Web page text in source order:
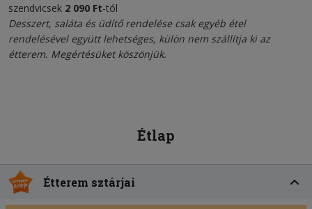
szendvicsek 2 090 Ft-tól
Desszert, saláta és üdítő rendelése csak egyéb étel
rendelésével együtt lehetséges, külön nem szállítja ki az
étterem. Megértésüket köszönjük.
Étlap
Étterem sztárjai